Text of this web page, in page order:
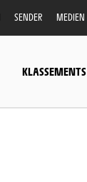
SENDER MEDIEN
KLASSEMENTS